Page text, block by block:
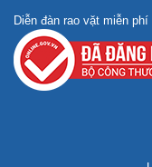
Diễn đàn rao vặt miễn phí